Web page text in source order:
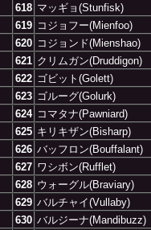
618 マッギョ(Stunfisk)
619 コジョフー(Mienfoo)
620 コジョンド(Mienshao)
621 クリムガン(Druddigon)
622 ゴビット(Golett)
623 ゴルーグ(Golurk)
624 コマタナ(Pawniard)
625 キリキザン(Bisharp)
626 バッフロン(Bouffalant)
627 ワシボン(Rufflet)
628 ウォーグル(Braviary)
629 バルチャイ(Vullaby)
630 バルジーナ(Mandibuzz)